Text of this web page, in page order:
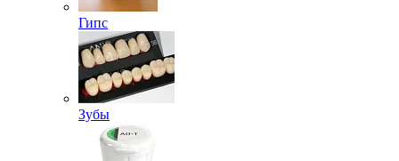
Гипс
Зубы